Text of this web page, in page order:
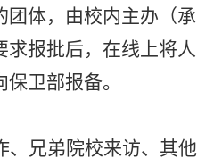
团体，由校内主办（承
求报批后，在线上将人
卫部报备。
、兄弟院校来访、其他